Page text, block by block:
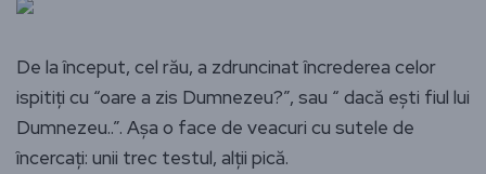
De la început, cel rău, a zdruncinat încrederea celor
ispitiți cu “oare a zis Dumnezeu?”, sau “ dacă ești fiul lui
Dumnezeu..”. Așa o face de veacuri cu sutele de
încercați: unii trec testul, alții pică.